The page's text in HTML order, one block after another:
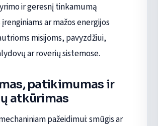
ir geresnį tinkamumą
ar mažos energijos
misijoms, pavyzdžiui,
ar roverių sistemose.
patikimumas ir
atkūrimas
pažeidimui: smūgis ar